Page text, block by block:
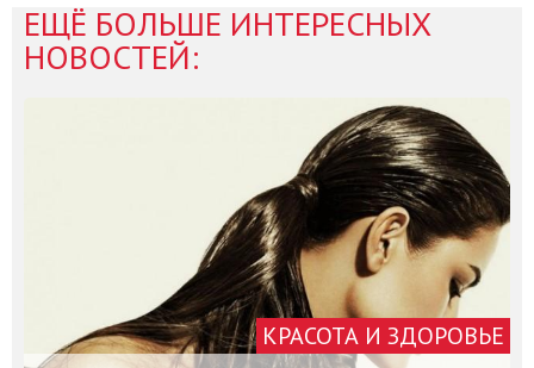
ЕЩЁ БОЛЬШЕ ИНТЕРЕСНЫХ
НОВОСТЕЙ:
КРАСОТА И ЗДОРОВЬЕ